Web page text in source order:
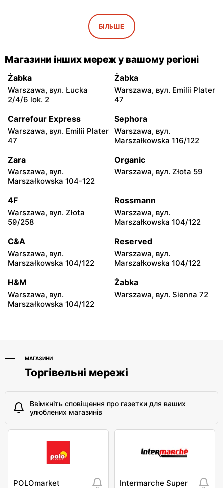
Chorten
Warszawa al. Stanów
Zjednoczonych 32/U1
Chorten
Warszawa, вул. Franciszka
Żymirskiego 7/168u
Warszawa, вул.
Wejherowska 20
Chorten
6/18
Chorten
Barkocińska 6
Chorten
28\U4
Chorten
Chorten
Romana Abrahama 7a
Chorten
Wrocławska 27 lok.100/103
Chorten
Wrocławska 18/1a
Chorten
Pułku 15c
Chorten
Gwiaździsta 29a
Chorten
Chorten Chorten
БІЛЬШЕ
Магазини інших мереж у вашому регіоні
Żabka
Warszawa, вул. Łucka
2/4/6 lok. 2
Żabka
Warszawa, вул. Emilii Plater
47
Carrefour Express
Warszawa, вул. Emilii Plater
47
Sephora
Warszawa, вул.
Marszałkowska 116/122
Zara
Warszawa, вул.
Marszałkowska 104-122
Organic
Warszawa, вул. Złota 59
4F
Warszawa, вул. Złota
59/258
Rossmann
Warszawa, вул.
Marszałkowska 104/122
C&A
Warszawa, вул.
Marszałkowska 104/122
Reserved
Warszawa, вул.
Marszałkowska 104/122
H&M
Warszawa, вул.
Marszałkowska 104/122
Żabka
Warszawa, вул. Sienna 72
МАГАЗИНИ
Торгівельні мережі
Ввімкніть сповіщення про газетки для ваших
улюблених магазинів
POLOmarket Intermarche Super